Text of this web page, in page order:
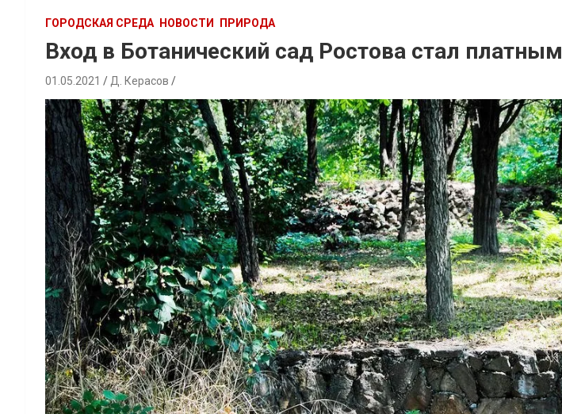
ГОРОДСКАЯ СРЕДА НОВОСТИ ПРИРОДА
Вход в Ботанический сад Ростова стал платным
01.05.2021 Д. Керасов